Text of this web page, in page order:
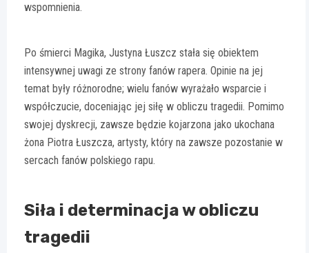
wspomnienia.
Po śmierci Magika, Justyna Łuszcz stała się obiektem
intensywnej uwagi ze strony fanów rapera. Opinie na jej
temat były różnorodne; wielu fanów wyrażało wsparcie i
współczucie, doceniając jej siłę w obliczu tragedii. Pomimo
swojej dyskrecji, zawsze będzie kojarzona jako ukochana
żona Piotra Łuszcza, artysty, który na zawsze pozostanie w
sercach fanów polskiego rapu.
Siła i determinacja w obliczu
tragedii